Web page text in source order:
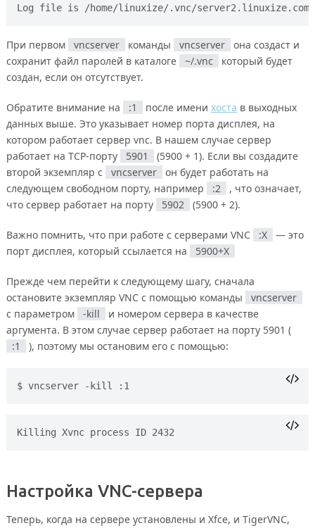
При первом vncserver команды vncserver
она создаст и
сохранит файл паролей в каталоге
~/.vnc
который будет
создан, если он отсутствует.
Обратите внимание на :1 после имени хоста в выходных
данных выше. Это указывает номер порта дисплея, на
котором работает сервер vnc. В нашем случае сервер
работает на TCP-порту
5901
(5900 + 1). Если вы создадите
второй экземпляр с
vncserver
он будет работать на
следующем свободном порту, например
:2
, что означает,
что сервер работает на порту
5902 (5900 + 2).
Важно помнить, что при работе с серверами VNC :X
— это
порт дисплея, который ссылается на
5900+X
Прежде чем перейти к следующему шагу, сначала
остановите экземпляр VNC с помощью команды
vncserver
с параметром
-kill
и номером сервера в качестве
аргумента. В этом случае сервер работает на порту 5901 (
:1
), поэтому мы остановим его с помощью:
vncserver -kill :1
Killing Xvnc process ID 2432
Настройка VNC-сервера
Теперь, когда на сервере установлены и Xfce, и TigerVNC,